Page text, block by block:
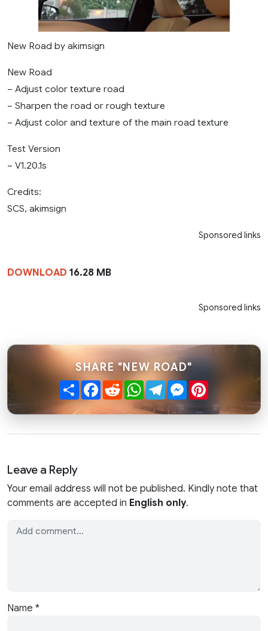
New Road by akimsign
New Road
– Adjust color texture road
– Sharpen the road or rough texture
– Adjust color and texture of the main road texture
Test Version
– V1.20.1s
Credits:
SCS, akimsign
Sponsored links
DOWNLOAD 16.28 MB
Sponsored links
SHARE "NEW ROAD"
ShareFacebook
RedditWhatsApp
TelegramMessenger
Leave a Reply
Your email address will not be published. Kindly note that
comments are accepted in English only.
Name *